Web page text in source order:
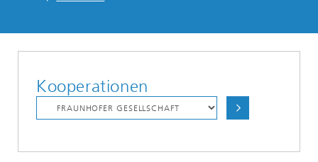
Kooperationen